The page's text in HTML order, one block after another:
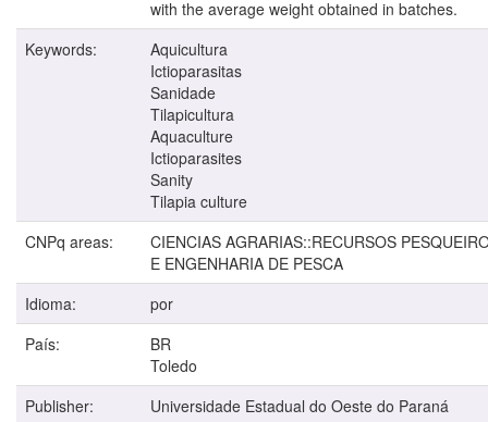
with the average weight obtained in batches.
Keywords:
Aquicultura
Ictioparasitas
Sanidade
Tilapicultura
Aquaculture
Ictioparasites
Sanity
Tilapia culture
CNPq areas:
CIENCIAS AGRARIAS::RECURSOS
E ENGENHARIA DE PESCA
Idioma:
por
País:
BR
Toledo
Publisher:
Universidade Estadual do Oeste do Paraná